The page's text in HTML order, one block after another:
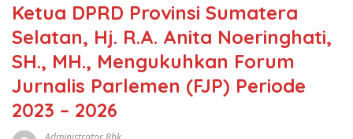
Ketua DPRD Provinsi Sumatera
Selatan, Hj. R.A. Anita Noeringhati,
SH., MH., Mengukuhkan Forum
Jurnalis Parlemen (FJP) Periode
2023 – 2026